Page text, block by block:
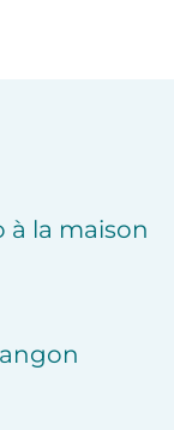
à la maison